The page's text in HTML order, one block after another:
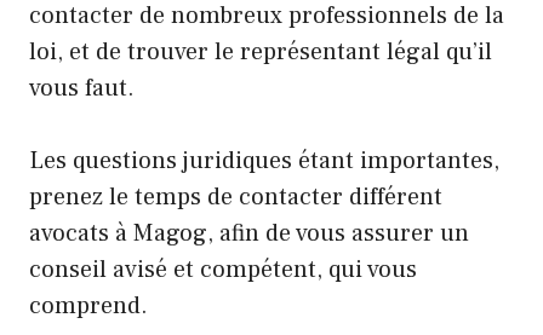
contacter de nombreux professionnels de la
loi, et de trouver le représentant légal qu’il
vous faut.
Les questions juridiques étant importantes,
prenez le temps de contacter différent
avocats à Magog, afin de vous assurer un
conseil avisé et compétent, qui vous
comprend.